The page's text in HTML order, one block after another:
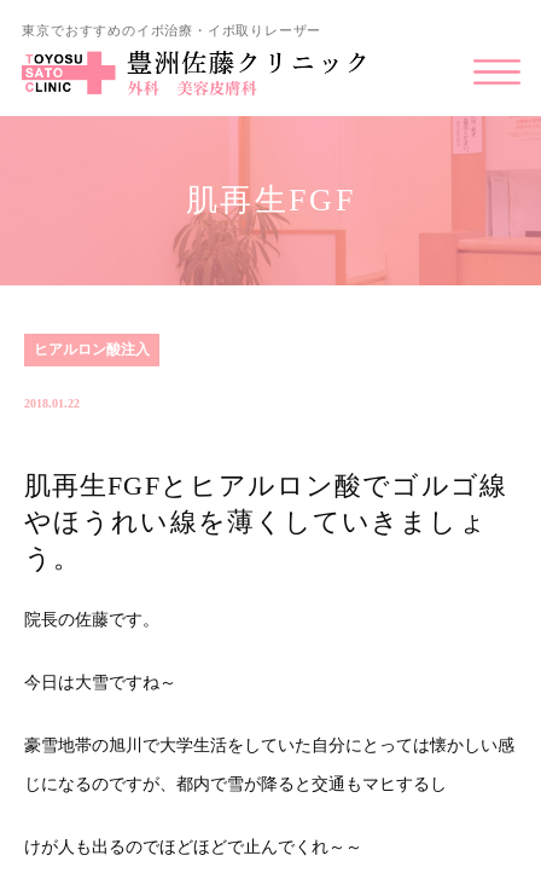
東京でおすすめのイボ治療・イボ取りレーザー
肌再生FGF
ヒアルロン酸注入
2018.01.22
肌再生FGFとヒアルロン酸でゴルゴ線
やほうれい線を薄くしていきましょ
う。
院長の佐藤です。
今日は大雪ですね～
豪雪地帯の旭川で大学生活をしていた自分にとっては懐かしい感
じになるのですが、都内で雪が降ると交通もマヒするし
けが人も出るのでほどほどで止んでくれ～～